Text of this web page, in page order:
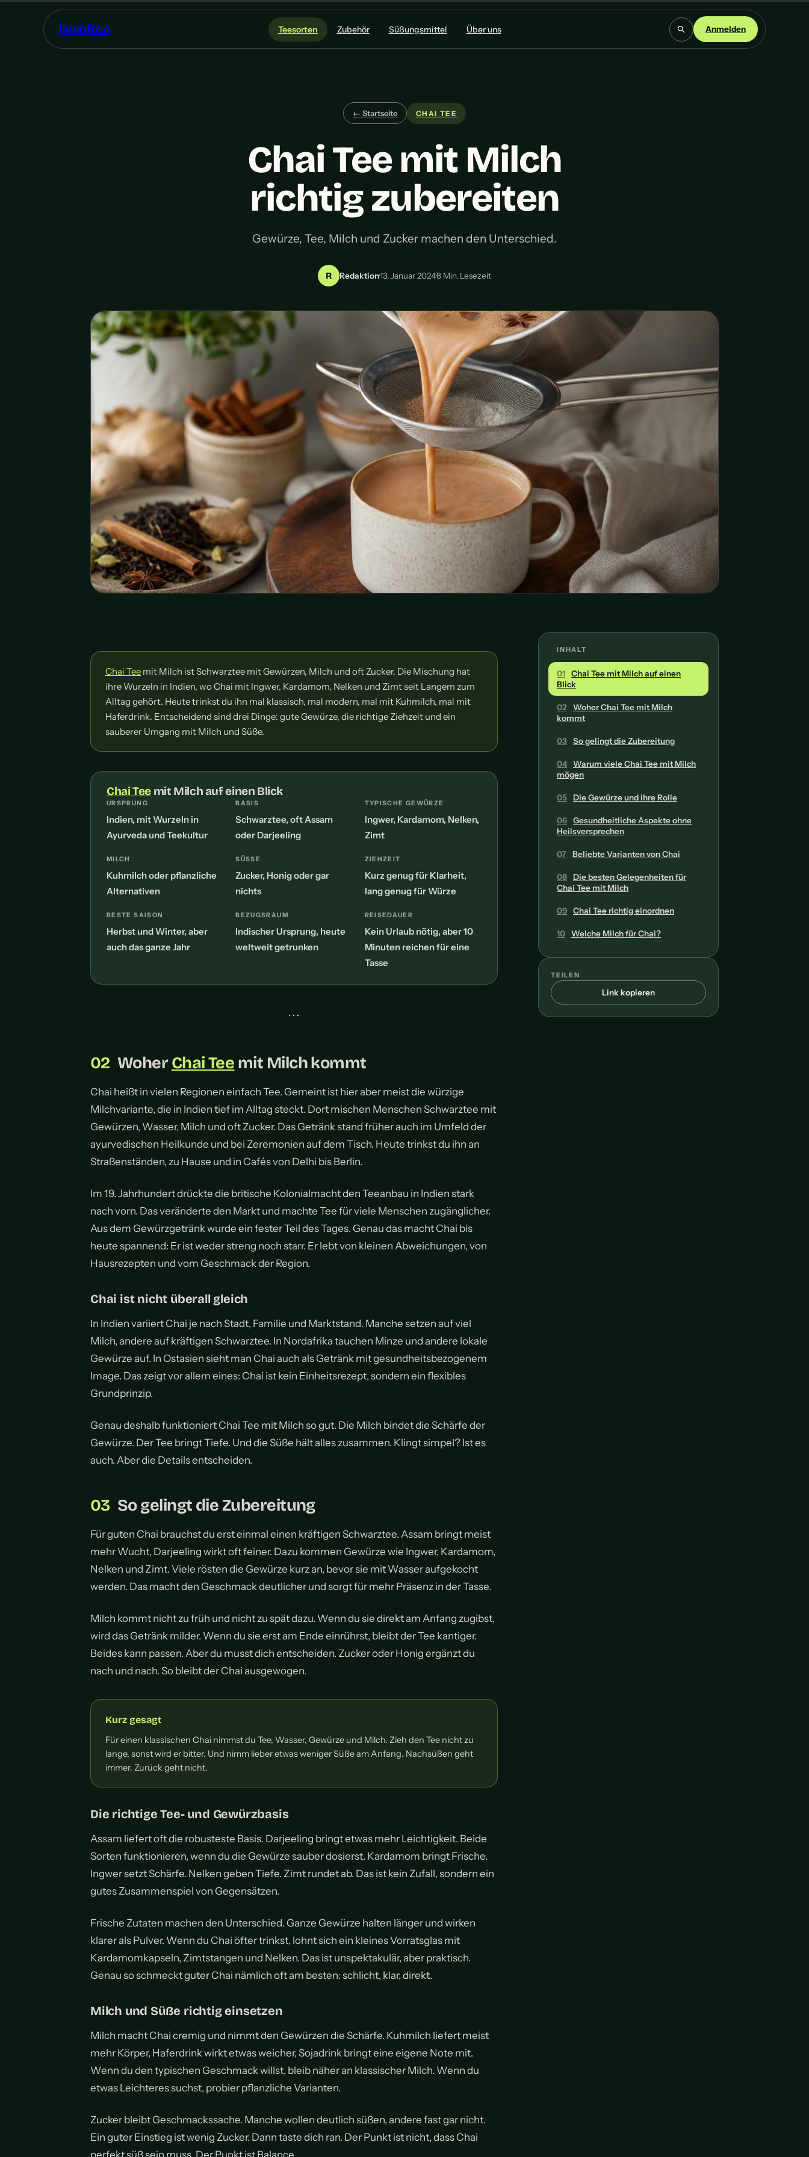
liveoftea Teesorten Zubehör Süßungsmittel Über uns Anmelden
← Startseite CHAI TEE
Chai Tee mit Milch
richtig zubereiten
Gewürze, Tee, Milch und Zucker machen den Unterschied.
R Redaktion·13. Januar 2024·8 Min. Lesezeit
Chai Tee mit Milch ist Schwarztee mit Gewürzen, Milch und oft Zucker. Die Mischung hat
ihre Wurzeln in Indien, wo Chai mit Ingwer, Kardamom, Nelken und Zimt seit Langem zum
Alltag gehört. Heute trinkst du ihn mal klassisch, mal modern, mal mit Kuhmilch, mal mit
Haferdrink. Entscheidend sind drei Dinge: gute Gewürze, die richtige Ziehzeit und ein
sauberer Umgang mit Milch und Süße.
Chai Teemit Milch auf einen Blick
URSPRUNG
Indien, mit Wurzeln in
Ayurveda und Teekultur
BASIS
Schwarztee, oft Assam
oder Darjeeling
TYPISCHE GEWÜRZE
Ingwer, Kardamom, Nelken,
Zimt
MILCH
Kuhmilch oder pflanzliche
Alternativen
SÜSSE
Zucker, Honig oder gar
nichts
ZIEHZEIT
Kurz genug für Klarheit,
lang genug für Würze
BESTE SAISON
Herbst und Winter, aber
auch das ganze Jahr
BEZUGSRAUM
Indischer Ursprung, heute
weltweit getrunken
REISEDAUER
Kein Urlaub nötig, aber 10
Minuten reichen für eine
Tasse
• • •
WoherChai Tee mit Milch kommt
Chai heißt in vielen Regionen einfach Tee. Gemeint ist hier aber meist die würzige
Milchvariante, die in Indien tief im Alltag steckt. Dort mischen Menschen Schwarztee mit
Gewürzen, Wasser, Milch und oft Zucker. Das Getränk stand früher auch im Umfeld der
ayurvedischen Heilkunde und bei Zeremonien auf dem Tisch. Heute trinkst du ihn an
Straßenständen, zu Hause und in Cafés von Delhi bis Berlin.
Im 19. Jahrhundert drückte die britische Kolonialmacht den Teeanbau in Indien stark
nach vorn. Das veränderte den Markt und machte Tee für viele Menschen zugänglicher.
Aus dem Gewürzgetränk wurde ein fester Teil des Tages. Genau das macht Chai bis
heute spannend: Er ist weder streng noch starr. Er lebt von kleinen Abweichungen, von
Hausrezepten und vom Geschmack der Region.
Chai ist nicht überall gleich
In Indien variiert Chai je nach Stadt, Familie und Marktstand. Manche setzen auf viel
Milch, andere auf kräftigen Schwarztee. In Nordafrika tauchen Minze und andere lokale
Gewürze auf. In Ostasien sieht man Chai auch als Getränk mit gesundheitsbezogenem
Image. Das zeigt vor allem eines: Chai ist kein Einheitsrezept, sondern ein flexibles
Grundprinzip.
Genau deshalb funktioniert Chai Tee mit Milch so gut. Die Milch bindet die Schärfe der
Gewürze. Der Tee bringt Tiefe. Und die Süße hält alles zusammen. Klingt simpel? Ist es
auch. Aber die Details entscheiden.
So gelingt die Zubereitung
Für guten Chai brauchst du erst einmal einen kräftigen Schwarztee. Assam bringt meist
mehr Wucht, Darjeeling wirkt oft feiner. Dazu kommen Gewürze wie Ingwer, Kardamom,
Nelken und Zimt. Viele rösten die Gewürze kurz an, bevor sie mit Wasser aufgekocht
werden. Das macht den Geschmack deutlicher und sorgt für mehr Präsenz in der Tasse.
Milch kommt nicht zu früh und nicht zu spät dazu. Wenn du sie direkt am Anfang zugibst,
wird das Getränk milder. Wenn du sie erst am Ende einrührst, bleibt der Tee kantiger.
Beides kann passen. Aber du musst dich entscheiden. Zucker oder Honig ergänzt du
nach und nach. So bleibt der Chai ausgewogen.
Kurz gesagt
Für einen klassischen Chai nimmst du Tee, Wasser, Gewürze und Milch. Zieh den Tee nicht zu
lange, sonst wird er bitter. Und nimm lieber etwas weniger Süße am Anfang. Nachsüßen geht
immer. Zurück geht nicht.
Die richtige Tee- und Gewürzbasis
Assam liefert oft die robusteste Basis. Darjeeling bringt etwas mehr Leichtigkeit. Beide
Sorten funktionieren, wenn du die Gewürze sauber dosierst. Kardamom bringt Frische.
Ingwer setzt Schärfe. Nelken geben Tiefe. Zimt rundet ab. Das ist kein Zufall, sondern ein
gutes Zusammenspiel von Gegensätzen.
Frische Zutaten machen den Unterschied. Ganze Gewürze halten länger und wirken
klarer als Pulver. Wenn du Chai öfter trinkst, lohnt sich ein kleines Vorratsglas mit
Kardamomkapseln, Zimtstangen und Nelken. Das ist unspektakulär, aber praktisch.
Genau so schmeckt guter Chai nämlich oft am besten: schlicht, klar, direkt.
Milch und Süße richtig einsetzen
Milch macht Chai cremig und nimmt den Gewürzen die Schärfe. Kuhmilch liefert meist
mehr Körper, Haferdrink wirkt etwas weicher, Sojadrink bringt eine eigene Note mit.
Wenn du den typischen Geschmack willst, bleib näher an klassischer Milch. Wenn du
etwas Leichteres suchst, probier pflanzliche Varianten.
Zucker bleibt Geschmackssache. Manche wollen deutlich süßen, andere fast gar nicht.
Ein guter Einstieg ist wenig Zucker. Dann taste dich ran. Der Punkt ist nicht, dass Chai
perfekt süß sein muss. Der Punkt ist Balance.
INHALT
01
Chai Tee mit Milch auf einen
Blick
02
Woher Chai Tee mit Milch
kommt
03 So gelingt die Zubereitung
04
Warum viele Chai Tee mit Milch
mögen
05 Die Gewürze und ihre Rolle
06
Gesundheitliche Aspekte ohne
Heilsversprechen
07 Beliebte Varianten von Chai
08
Die besten Gelegenheiten für
Chai Tee mit Milch
09 Chai Tee richtig einordnen
10 Welche Milch für Chai?
TEILEN
Link kopieren